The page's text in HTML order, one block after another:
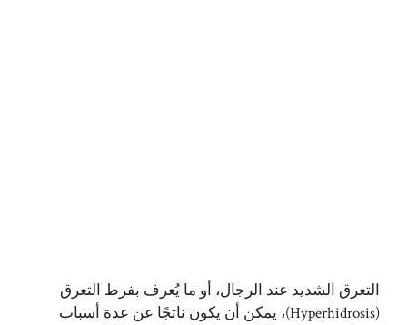
التعرق الشديد عند الرجال، أو ما يُعرف بفرط التعرق
(Hyperhidrosis)، يمكن أن يكون ناتجًا عن عدة أسباب